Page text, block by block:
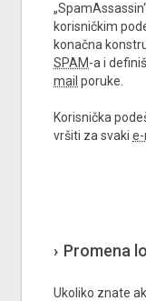
korisničkim
konačna
SPAM-a i
mail poruke.
Korisnička
vršiti za svaki e-
Promena
Ukoliko znate